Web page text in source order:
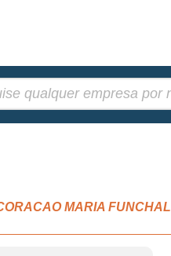
MARIA FUNCHAL